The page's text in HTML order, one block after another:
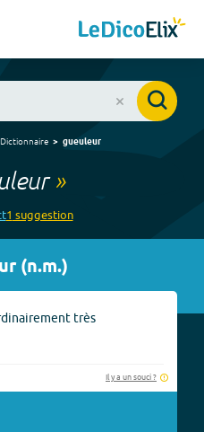
Dictionnaire gueuleur
»
1 suggestion
(n.m.)
très
Il y a un souci ?